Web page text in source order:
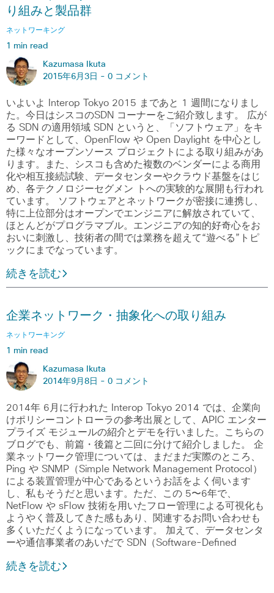
り組みと製品群
ネットワーキング
1 min read
Kazumasa Ikuta
2015年6月3日 - 0 コメント
いよいよ Interop Tokyo 2015 まであと 1 週間になりまし
た。今日はシスコのSDN コーナーをご紹介致します。 広が
る SDN の適用領域 SDN というと、「ソフトウェア」をキ
ーワードとして、OpenFlow や Open Daylight を中心とし
た様々なオープンソース プロジェクトによる取り組みがあ
ります。また、シスコも含めた複数のベンダーによる商用
化や相互接続試験、データセンターやクラウド基盤をはじ
め、各テクノロジーセグメン トへの実験的な展開も行われ
ています。 ソフトウェアとネットワークが密接に連携し、
特に上位部分はオープンでエンジニアに解放されていて、
ほとんどがプログラマブル。エンジニアの知的好奇心をお
おいに刺激し、技術者の間では業務を超えて“遊べる”トピ
ックにまでなっています。
続きを読む
企業ネットワーク・抽象化への取り組み
ネットワーキング
1 min read
Kazumasa Ikuta
2014年9月8日 - 0 コメント
2014年 6月に行われた Interop Tokyo 2014 では、企業向
けポリシーコントローラの参考出展として、APIC エンター
プライズ モジュールの紹介とデモを行いました。こちらの
ブログでも、前篇・後篇と二回に分けて紹介しました。 企
業ネットワーク管理については、まだまだ実際のところ、
Ping や SNMP（Simple Network Management Protocol）
による装置管理が中心であるというお話をよく伺います
し、私もそうだと思います。ただ、この 5〜6年で、
NetFlow や sFlow 技術を用いたフロー管理による可視化も
ようやく普及してきた感もあり、関連するお問い合わせも
多くいただくようになっています。 加えて、データセンタ
ーや通信事業者のあいだで SDN（Software-Defined
続きを読む